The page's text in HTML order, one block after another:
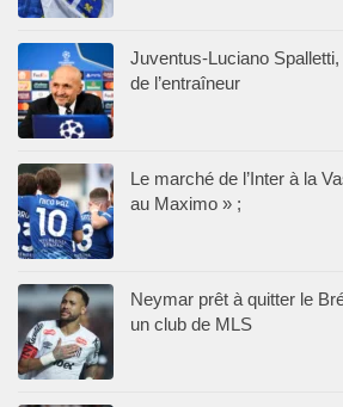
Juventus-Luciano Spalletti,
de l’entraîneur
Le marché de l’Inter à la
au Maximo » ;
Neymar prêt à quitter le
un club de MLS